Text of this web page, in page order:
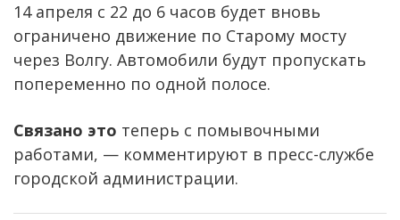
14 апреля с 22 до 6 часов будет вновь
ограничено движение по Старому мосту
через Волгу. Автомобили будут пропускать
попеременно по одной полосе.
Связано это теперь с помывочными
работами, — комментируют в пресс-службе
городской администрации.